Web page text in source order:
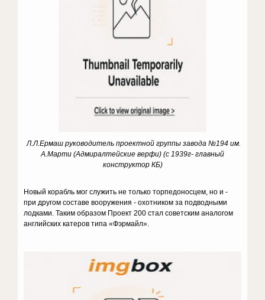
Л.Л.Ермаш руководитель проектной группы завода №194 им.
А.Марти (Адмиралтейские верфи) (с 1939г- главный
конструктор КБ)
Новый корабль мог служить не только торпедоносцем, но и -
при другом составе вооружения - охотником за подводными
лодками. Таким образом Проект 200 стал советским аналогом
английских катеров типа «Фэрмайл».